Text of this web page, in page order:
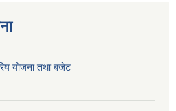
योजना तथा बजेट